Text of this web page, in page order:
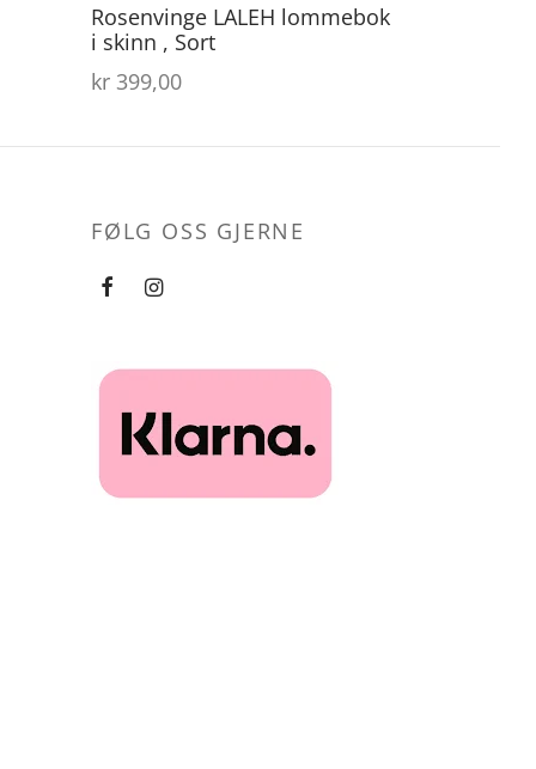
Rosenvinge LALEH lommebok
i skinn , Sort
kr 399,00
FØLG OSS GJERNE